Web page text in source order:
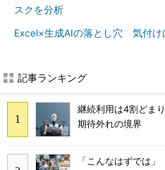
スクを分析
Excel×生成AIの落とし穴 気付け
記事ランキング
継続利用は4割どま
期待外れの境界
「こんなはずでは